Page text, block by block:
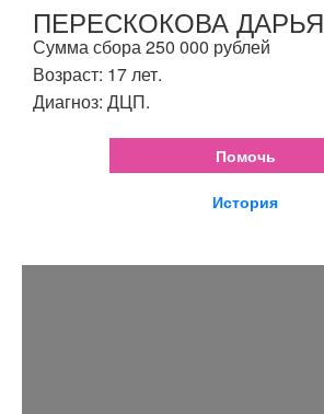
ПЕРЕСКОКОВА ДАРЬЯ
Сумма сбора 250 000 рублей
Возраст: 17 лет.
Диагноз: ДЦП.
Помочь
История